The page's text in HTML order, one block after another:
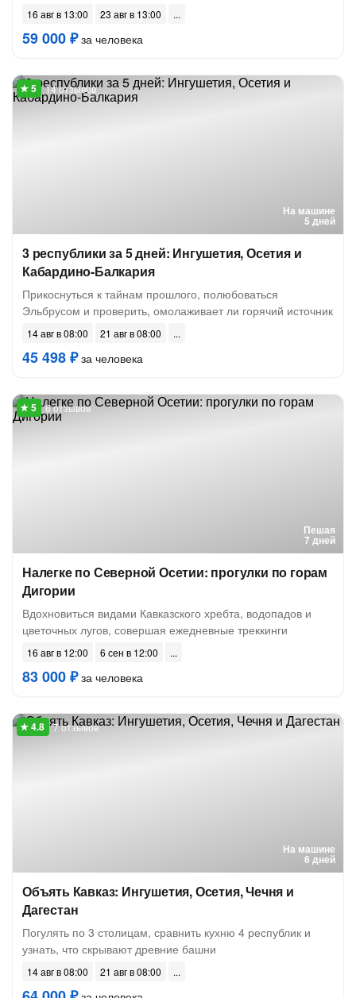
16 авг в 13:00 23 авг в 13:00
59 000 ₽за человека
На машине
5 дней
14 отзывов
3 республики за 5 дней: Ингушетия, Осетия и
Кабардино-Балкария
Прикоснуться к тайнам прошлого, полюбоваться
Эльбрусом и проверить, омолаживает ли горячий источник
14 авг в 08:00 21 авг в 08:00
45 498 ₽за человека
Пешая
7 дней
6 отзывов
Налегке по Северной Осетии: прогулки по горам
Дигории
Вдохновиться видами Кавказского хребта, водопадов и
цветочных лугов, совершая ежедневные треккинги
16 авг в 12:00 6 сен в 12:00
83 000 ₽за человека
На машине
6 дней
7 отзывов
Объять Кавказ: Ингушетия, Осетия, Чечня и
Дагестан
Погулять по 3 столицам, сравнить кухню 4 республик и
узнать, что скрывают древние башни
14 авг в 08:00 21 авг в 08:00